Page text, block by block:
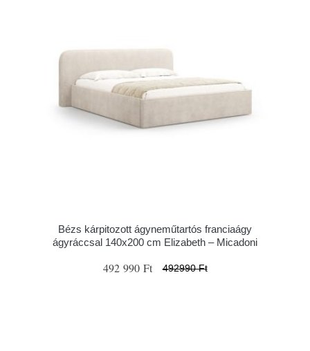
Bézs kárpitozott ágyneműtartós franciaágy
ágyráccsal 140x200 cm Elizabeth – Micadoni
492 990 Ft 492990 Ft